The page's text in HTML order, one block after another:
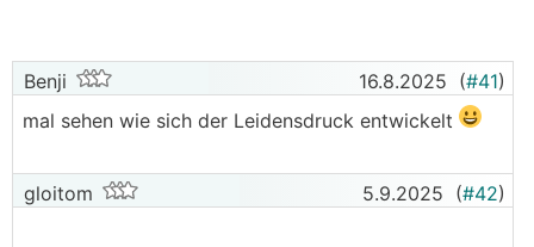
liefern kann)
* BLE
* OTA-update über WiFi
Jetzt ist das Dazubauen von ein paar Kleinigkeiten
Benji 16.8.2025 (#41)
mal sehen wie sich der Leidensdruck entwickelt
gloitom 5.9.2025 (#42)